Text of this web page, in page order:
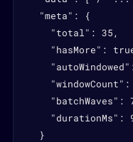
  "meta": {
    "total": 35,
"hasMore":
"windowCount":
"batchWaves":
"durationMs":
  }